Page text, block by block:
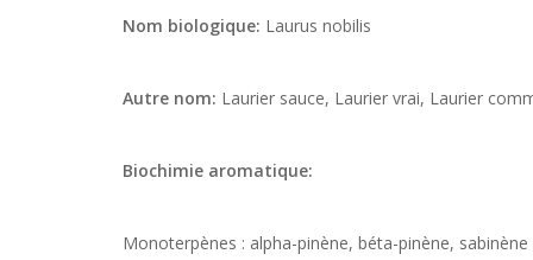
Nom biologique: Laurus nobilis
Autre nom: Laurier sauce, Laurier vrai, Laurier
Biochimie aromatique:
Monoterpènes : alpha-pinène, béta-pinène, sabinène